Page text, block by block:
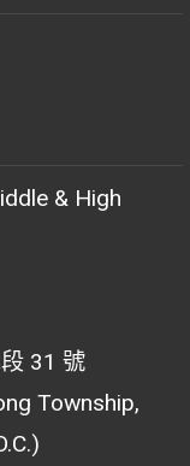
& High
31 號
Township,